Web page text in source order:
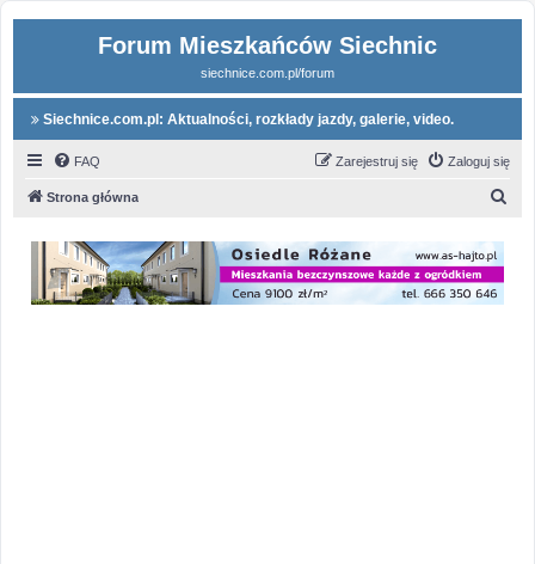
Forum Mieszkańców Siechnic
siechnice.com.pl/forum
Siechnice.com.pl: Aktualności, rozkłady jazdy, galerie, video.
FAQ Zaloguj się
Zarejestruj się
Strona główna